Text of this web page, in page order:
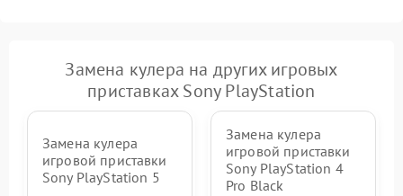
Замена кулера на других игровых
приставках Sony PlayStation
Замена кулера
игровой приставки
Sony PlayStation 5
Замена кулера
игровой приставки
Sony PlayStation 4
Pro Black